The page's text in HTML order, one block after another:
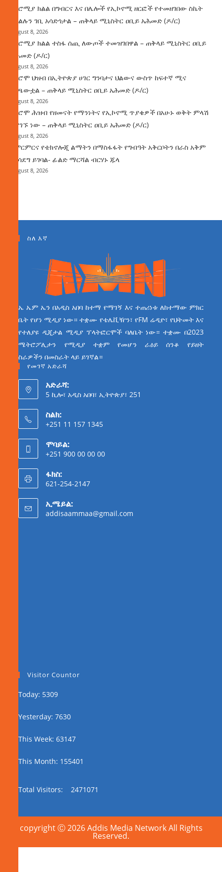
በኦሮሚያ ክልል በግብርና እና በሌሎች የኢኮኖሚ ዘርፎች የተመዘገበው ስኬት
የክልሉን ገቢ አሳድጎታል – ጠቅላይ ሚኒስትር ዐቢይ አሕመድ (ዶ/ር)
August 8, 2026
በኦሮሚያ ክልል ተስፋ ሰጪ ለውጦች ተመዝገበዋል – ጠቅላይ ሚኒስትር ዐቢይ
አሕመድ (ዶ/ር)
August 8, 2026
የኦሮሞ ህዝብ በኢትዮጵያ ሀገር ግንባታና ህልውና ውስጥ ከፍተኛ ሚና
ተጫውቷል – ጠቅላይ ሚኒስትር ዐቢይ አሕመድ (ዶ/ር)
August 8, 2026
የኦሮሞ ሕዝብ የዘመናት የማንነትና የኢኮኖሚ ጥያቄዎች በአሁኑ ወቅት ምላሽ
እያገኙ ነው – ጠቅላይ ሚኒስትር ዐቢይ አሕመድ (ዶ/ር)
August 8, 2026
የምርምርና የቴክኖሎጂ ልማትን በማስፋፋት የግብዓት አቅርቦትን በራስ አቅም
ማሳደግ ይገባል- ፊልድ ማርሻል ብርሃኑ ጁላ
August 8, 2026
ስለ እኛ
ኤ ኤም ኤን በአዲስ አበባ ከተማ የማገኝ እና ተጠሪነቱ ለከተማው ምክር
ቤት የሆነ ሚዲያ ነው። ተቋሙ የቴሌቪዥን፣ የFM ሬዲዮ፣ የህትመት እና
የተለያዩ ዲጂታል ሚዲያ ፕላትፎርሞች ባለቤት ነው። ተቋሙ በ2023
ሜትሮፖሊታን የሚዲያ ተቋም የመሆን ራዕይ ሰንቆ የይዘት
ስራዎችን በመስራት ላይ ይገኛል።
የመገኛ አድራሻ
አድራሻ:
5 ኪሎ፣ አዲስ አበባ፣ ኢትዮጵያ፣ 251
ስልክ:
+251 11 157 1345
ሞባይል:
+251 900 00 00 00
ፋክስ:
621-254-2147
ኢሜይል:
addisaammaa@gmail.com
Visitor Countor
Today: 5309
Yesterday: 7630
This Week: 63147
This Month: 155401
Total Visitors: 2471071
copyright Ⓒ 2026 Addis Media Network All Rights
Reserved.